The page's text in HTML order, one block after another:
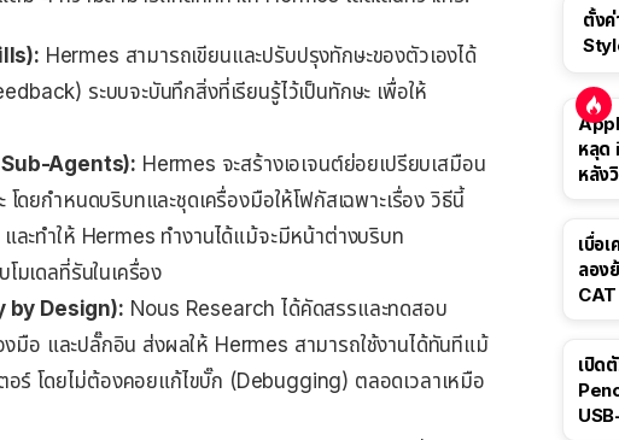
Hermes สามารถเขียนและปรับปรุงทักษะของตัวเองได้
ระบบจะบันทึกสิ่งที่เรียนรู้ไว้เป็นทักษะ เพื่อให้
Sub-Agents): Hermes จะสร้างเอเจนต์ย่อยเปรียบเสมือน
ดยกำหนดบริบทและชุดเครื่องมือให้โฟกัสเฉพาะเรื่อง วิธีนี้
ละทำให้ Hermes ทำงานได้แม้จะมีหน้าต่างบริบท
มเดลที่รันในเครื่อง
by Design): Nous Research ได้คัดสรรและทดสอบ
อ และปลั๊กอิน ส่งผลให้ Hermes สามารถใช้งานได้ทันทีแม้
อร์ โดยไม่ต้องคอยแก้ไขบั๊ก (Debugging) ตลอดเวลาเหมือ
ตั้ง
หลุด
หลัง
เบื่อ
ลอง
CAT
เปิด